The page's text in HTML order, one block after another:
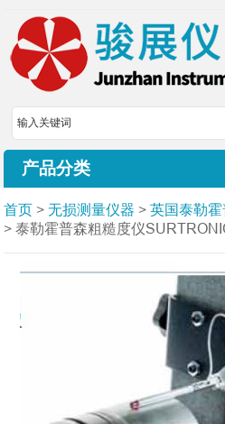
产品分类
首页 >无损测量仪器 >英国泰勒霍
> 泰勒霍普森粗糙度仪